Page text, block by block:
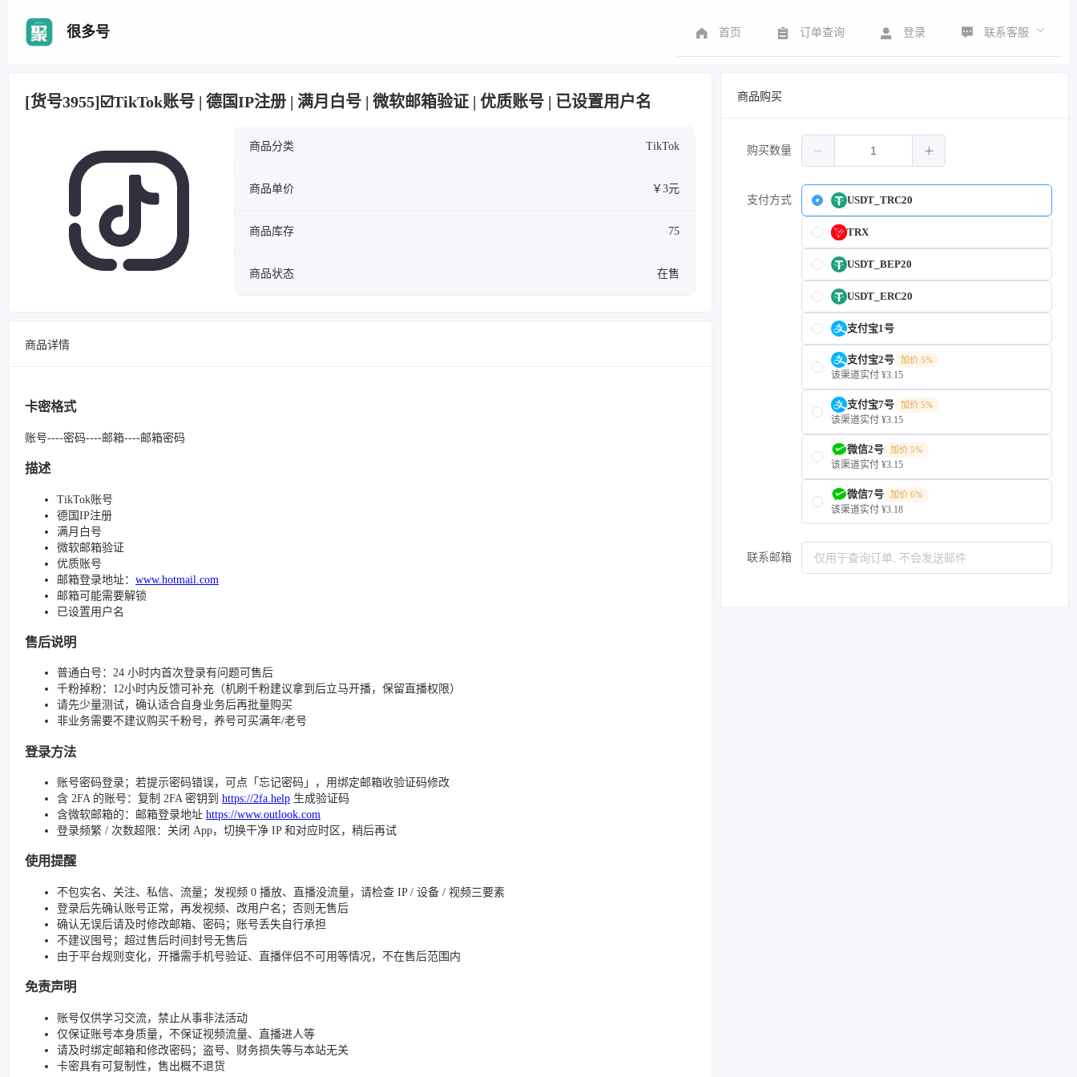
很多号 首页 订单查询 登录 联系客服
[货号3955]☑️TikTok账号 | 德国IP注册 | 满月白号 | 微软邮箱验证 | 优质账号 | 已设置用户名
商品分类 TikTok
商品单价 ￥3元
商品库存 75
商品状态 在售
商品详情
卡密格式
账号----密码----邮箱----邮箱密码
描述
TikTok账号
德国IP注册
满月白号
微软邮箱验证
优质账号
邮箱登录地址： www.hotmail.com
邮箱可能需要解锁
已设置用户名
售后说明
普通白号：24 小时内首次登录有问题可售后
千粉掉粉：12小时内反馈可补充（机刷千粉建议拿到后立马开播，保留直播权限）
请先少量测试，确认适合自身业务后再批量购买
非业务需要不建议购买千粉号，养号可买满年/老号
登录方法
账号密码登录；若提示密码错误，可点「忘记密码」，用绑定邮箱收验证码修改
含 2FA 的账号：复制 2FA 密钥到 https://2fa.help 生成验证码
含微软邮箱的：邮箱登录地址 https://www.outlook.com
登录频繁 / 次数超限：关闭 App，切换干净 IP 和对应时区，稍后再试
使用提醒
不包实名、关注、私信、流量；发视频 0 播放、直播没流量，请检查 IP / 设备 / 视频三要素
登录后先确认账号正常，再发视频、改用户名；否则无售后
确认无误后请及时修改邮箱、密码；账号丢失自行承担
不建议囤号；超过售后时间封号无售后
由于平台规则变化，开播需手机号验证、直播伴侣不可用等情况，不在售后范围内
免责声明
账号仅供学习交流，禁止从事非法活动
仅保证账号本身质量，不保证视频流量、直播进人等
请及时绑定邮箱和修改密码；盗号、财务损失等与本站无关
卡密具有可复制性，售出概不退货
商品购买
购买数量
支付方式 USDT_TRC20
TRX
USDT_BEP20
USDT_ERC20
支付宝1号
支付宝2号 加价 5%
该渠道实付 ¥3.15
支付宝7号 加价 5%
该渠道实付 ¥3.15
微信2号 加价 5%
该渠道实付 ¥3.15
微信7号 加价 6%
该渠道实付 ¥3.18
联系邮箱